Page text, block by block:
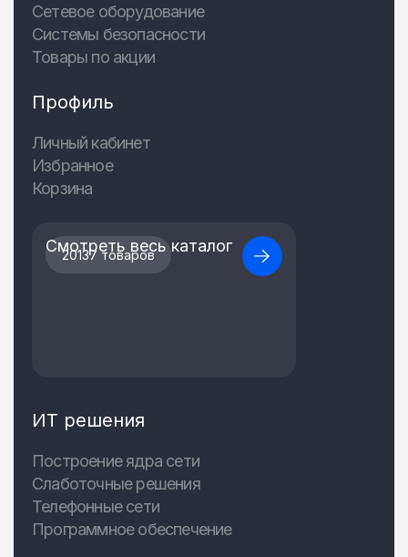
Сетевое оборудование
Системы безопасности
Товары по акции
Профиль
Личный кабинет
Избранное
Корзина
20137 товаров
Смотреть весь каталог
ИТ решения
Построение ядра сети
Слаботочные решения
Телефонные сети
Программное обеспечение